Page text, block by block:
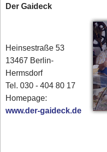
Der Gaideck
Heinsestraße 53
13467 Berlin-
Hermsdorf
Tel. 030 - 404 80 17‎
Homepage:
www.der-gaideck.de